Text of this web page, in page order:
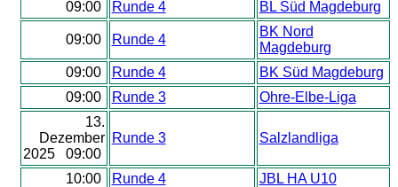
09:00 Runde 4 BL Süd Magdeburg
09:00 Runde 4
BK Nord
Magdeburg
09:00
Runde 4
BK Süd Magdeburg
09:00
Runde 3
Ohre-Elbe-Liga
13.
Dezember
2025 09:00
Runde 3 Salzlandliga
10:00 Runde 4
JBL HA U10